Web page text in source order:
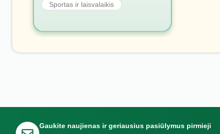
Sportas ir laisvalaikis
Gaukite naujienas ir geriausius pasiūlymus pirmieji